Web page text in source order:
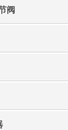
阀